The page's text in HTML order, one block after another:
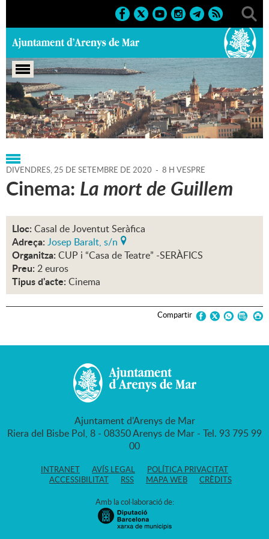
Portada > Regidories > Cultura > Agenda > 25-09-2020
DIVENDRES,25 DE SETEMBRE DE 2020 - 8 H VESPRE
Cinema: La mort de Guillem
Lloc: Casal de Joventut Seràfica
Adreça: Josep Baralt, s/n
Organitza: CUP i “Casa de Teatre” -SERÀFICS
Preu: 2 euros
Tipus d'acte: Cinema
Compartir
Ajuntament d'Arenys de Mar
Riera del Bisbe Pol, 8 - 08350 Arenys de Mar - Tel. 93 795 99
00
INTRANET AVÍS LEGAL
POLÍTICA PRIVACITAT
ACCESSIBILITAT
RSS MAPA WEB CRÈDITS
Amb la col·laboració de: